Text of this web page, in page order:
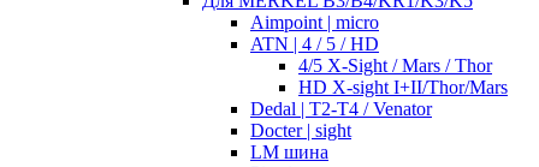
Aimpoint | micro
ATN | 4 / 5 / HD
4/5 X-Sight / Mars / Thor
HD X-sight I+II/Thor/Mars
Dedal | T2-T4 / Venator
Docter | sight
LM шина